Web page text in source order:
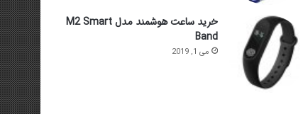
خرید ساعت هوشمند مدل M2 Smart
Band
می 1, 2019